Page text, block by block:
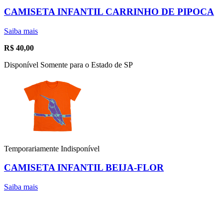
CAMISETA INFANTIL CARRINHO DE PIPOCA
Saiba mais
R$ 40,00
Disponível Somente para o Estado de SP
Temporariamente Indisponível
CAMISETA INFANTIL BEIJA-FLOR
Saiba mais